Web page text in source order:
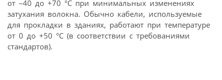
от –40 до +70 °C при минимальных изменениях
затухания волокна. Обычно кабели, используемые
для прокладки в зданиях, работают при температуре
от 0 до +50 °C (в соответствии с требованиями
стандартов).